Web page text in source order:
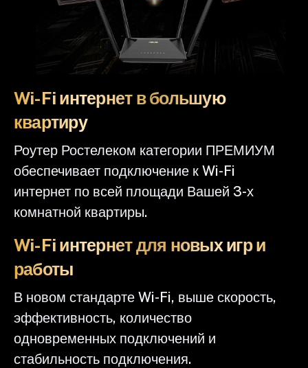
Wi-Fi интернет в большую
квартиру
Роутер Ростелеком категории ПРЕМИУМ
обеспечивает подключение к Wi-Fi
интернет по всей площади Вашей 3-х
комнатной квартиры.
Wi-Fi интернет для новых игр и
работы
В новом стандарте Wi-Fi, выше скорость,
эффективность, количество
одновременных подключений и
стабильность подключения.